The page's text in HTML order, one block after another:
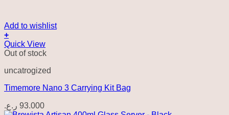
Add to wishlist
+
Quick View
Out of stock
uncatrogized
Timemore Nano 3 Carrying Kit Bag
93.000 ر.ع.